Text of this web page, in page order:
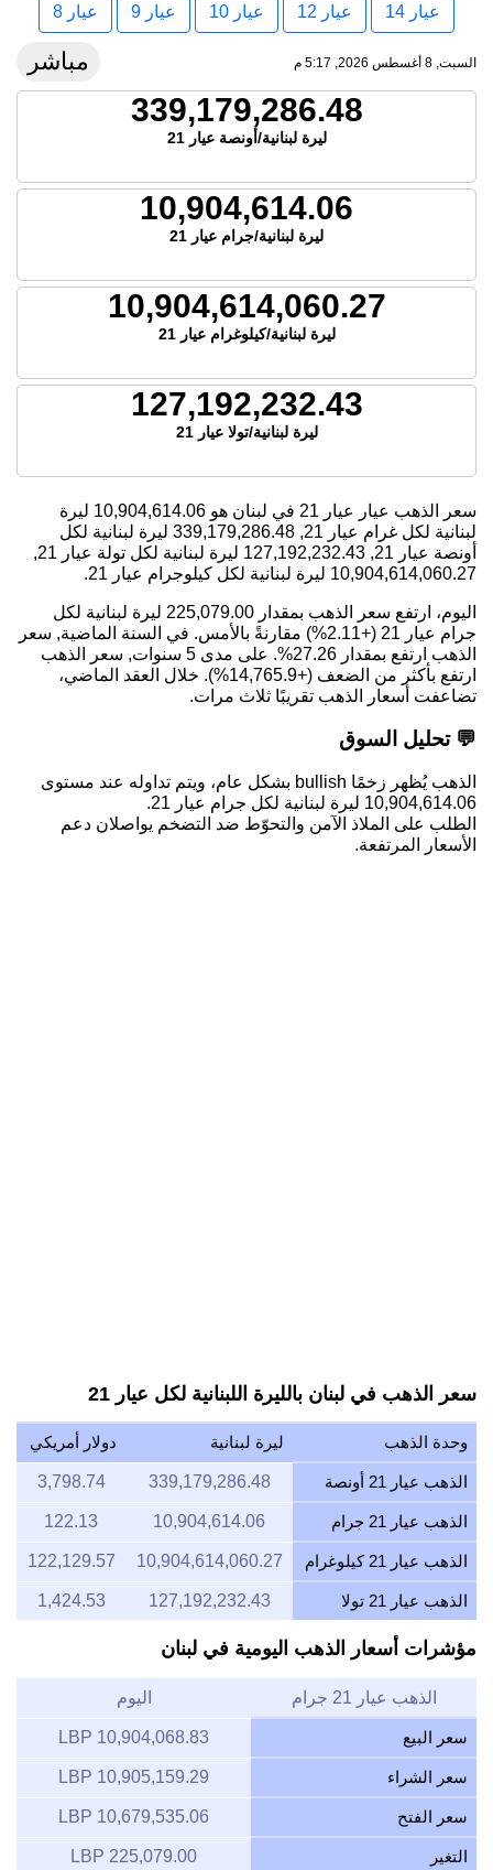
عيار 14 عيار 12 عيار 10 عيار 9 عيار 8
السبت, 8 أغسطس 2026, 5:17 م مباشر
339,179,286.48
ليرة لبنانية/أونصة عيار 21
10,904,614.06
ليرة لبنانية/جرام عيار 21
10,904,614,060.27
ليرة لبنانية/كيلوغرام عيار 21
127,192,232.43
ليرة لبنانية/تولا عيار 21
سعر الذهب عيار عيار 21 في لبنان هو 10,904,614.06 ليرة
لبنانية لكل غرام عيار 21,
339,179,286.48 ليرة لبنانية لكل
أونصة عيار 21,
127,192,232.43 ليرة لبنانية لكل تولة عيار 21,
10,904,614,060.27 ليرة لبنانية لكل كيلوجرام عيار 21.
اليوم، ارتفع سعر الذهب بمقدار 225,079.00 ليرة لبنانية لكل
جرام عيار 21 (+2.11%) مقارنةً بالأمس. في السنة الماضية, سعر
الذهب ارتفع بمقدار 27.26%. على مدى 5 سنوات, سعر الذهب
ارتفع بأكثر من الضعف (+14,765.9%). خلال العقد الماضي،
تضاعفت أسعار الذهب تقريبًا ثلاث مرات.
💬 تحليل السوق
الذهب يُظهر زخمًا bullish بشكل عام، ويتم تداوله عند مستوى
10,904,614.06 ليرة لبنانية لكل جرام عيار 21.
الطلب على الملاذ الآمن والتحوّط ضد التضخم يواصلان دعم
الأسعار المرتفعة.
سعر الذهب في لبنان بالليرة اللبنانية لكل عيار 21
وحدة الذهب ليرة لبنانية دولار أمريكي
الذهب عيار 21 أونصة 339,179,286.48
3,798.74
الذهب عيار 21 جرام 10,904,614.06
122.13
الذهب عيار 21 كيلوغرام 10,904,614,060.27
122,129.57
الذهب عيار 21 تولا 127,192,232.43
1,424.53
مؤشرات أسعار الذهب اليومية في لبنان
الذهب عيار 21 جرام اليوم
سعر البيع 10,904,068.83 LBP
سعر الشراء 10,905,159.29 LBP
سعر الفتح 10,679,535.06 LBP
التغير 225,079.00 LBP